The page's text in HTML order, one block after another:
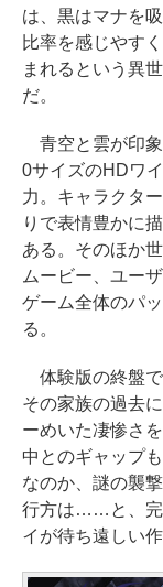
は、黒はマナを
比率を感じやす
まれるという異
だ。
青空と雲が印象
0サイズのHDワ
力。キャラクタ
りで表情豊かに
ある。そのほか
ムービー、ユー
ゲーム全体のパ
る。
体験版の終盤で
その家族の過去
ーめいた凄惨さ
中とのギャップ
なのか、謎の襲
行方は……と、完
イが待ち遠しい作